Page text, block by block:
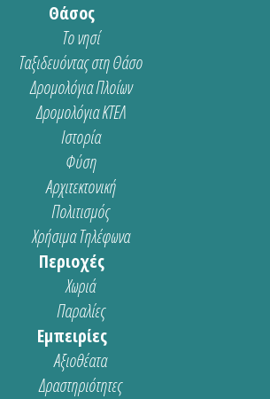
Θάσος
Το νησί
Ταξιδευόντας στη Θάσο
Δρομολόγια Πλοίων
Δρομολόγια ΚΤΕΛ
Ιστορία
Φύση
Αρχιτεκτονική
Πολιτισμός
Χρήσιμα Τηλέφωνα
Περιοχές
Χωριά
Παραλίες
Εμπειρίες
Αξιοθέατα
Δραστηριότητες